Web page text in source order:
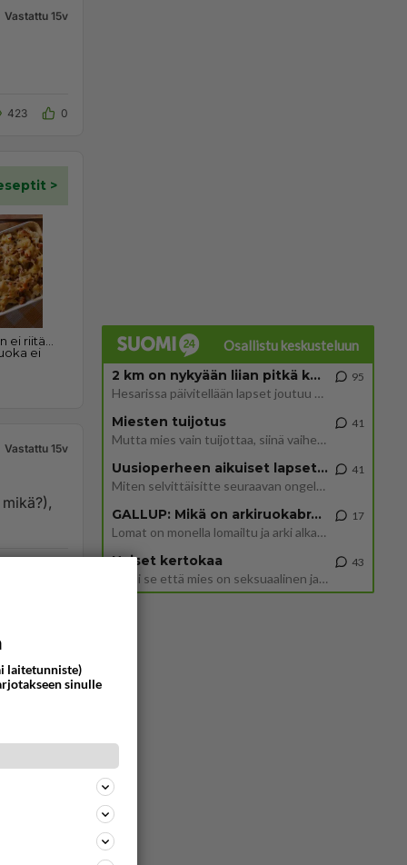
Vastattu 15v
423 0
Vastattu 15v
Osallistu keskusteluun
2 km on nykyään liian pitkä koulumatka
Hesarissa päivitellään lapset joutuu nyt kulkemaan 2 km kouluun jösses. Ruostefillarilla tuo matka menee vaikka miten äk
95
Miesten tuijotus
Mutta mies vain tuijottaa, siinä vaiheessa käännän itse pään pois. Mikä juttu? Yleensä jos joku tuijottaa tai katsoo, hä
41
Uusioperheen aikuiset lapset tyhjentää jääkaapin käydessään
Miten selvittäisitte seuraavan ongelman, meillä on uusioperhe, minulla teini-ikäiset lapset ja puolisolla aikuiset, jotk
41
GALLUP: Mikä on arkiruokabravuurisi?
Lomat on monella lomailtu ja arki alkaa. Se voi tarkoittaa myös sitä, että grillailut on grillattu ja palataan arjen ruo
17
Naiset kertokaa
Miksi se että mies on seksuaalinen ja haluaa seksiä ja te olette hänen mielestänne haluttava on vastenmielistä? Mikä sii
43
laitetunniste)
sinulle